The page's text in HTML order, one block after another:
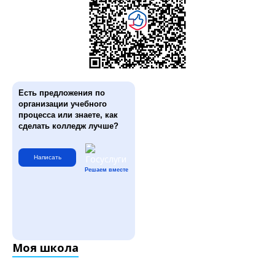
Есть предложения по
организации учебного
процесса или знаете, как
сделать колледж лучше?
Написать
Решаем вместе
Моя школа